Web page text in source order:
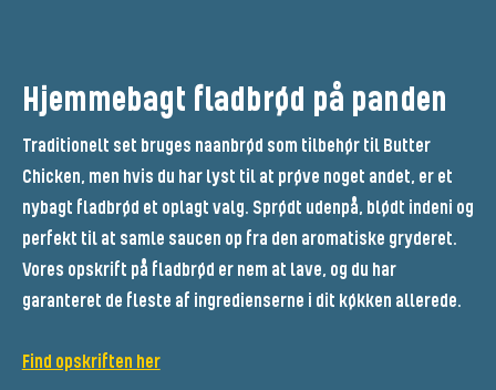
Hjemmebagt fladbrød på panden
Traditionelt set bruges naanbrød som tilbehør til Butter
Chicken, men hvis du har lyst til at prøve noget andet, er et
nybagt fladbrød et oplagt valg. Sprødt udenpå, blødt indeni og
perfekt til at samle saucen op fra den aromatiske gryderet.
Vores opskrift på fladbrød er nem at lave, og du har
garanteret de fleste af ingredienserne i dit køkken allerede.
Find opskriften her